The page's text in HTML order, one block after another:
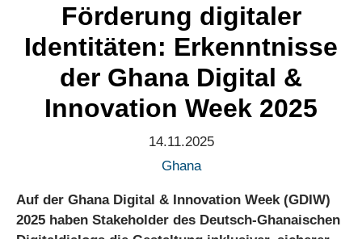
Förderung digitaler
Identitäten: Erkenntnisse
der Ghana Digital &
Innovation Week 2025
14.11.2025
Ghana
Auf der Ghana Digital & Innovation Week (GDIW)
2025 haben Stakeholder des Deutsch-Ghanaischen